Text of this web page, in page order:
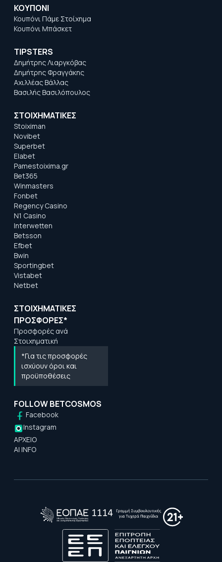
ΚΟΥΠΟΝΙ
Κουπόνι Πάμε Στοίχημα
Κουπόνι Μπάσκετ
TIPSTERS
Δημήτρης Λιαργκόβας
Δημήτρης Φραγγάκης
Αχιλλέας Βάλλας
Βασιλής Βασιλόπουλος
ΣΤΟΙΧΗΜΑΤΙΚΕΣ
Stoiximan
Novibet
Superbet
Elabet
Pamestoixima.gr
Bet365
Winmasters
Fonbet
Regency Casino
N1 Casino
Interwetten
Betsson
Efbet
Bwin
Sportingbet
Vistabet
Netbet
ΣΤΟΙΧΗΜΑΤΙΚΕΣ
ΠΡΟΣΦΟΡΕΣ*
Προσφορές ανά
Στοιχηματική
*Για τις προσφορές
ισχύουν όροι και
προϋποθέσεις
FOLLOW BETCOSMOS
Facebook
Instagram
ΑΡΧΕΙΟ
AI INFO